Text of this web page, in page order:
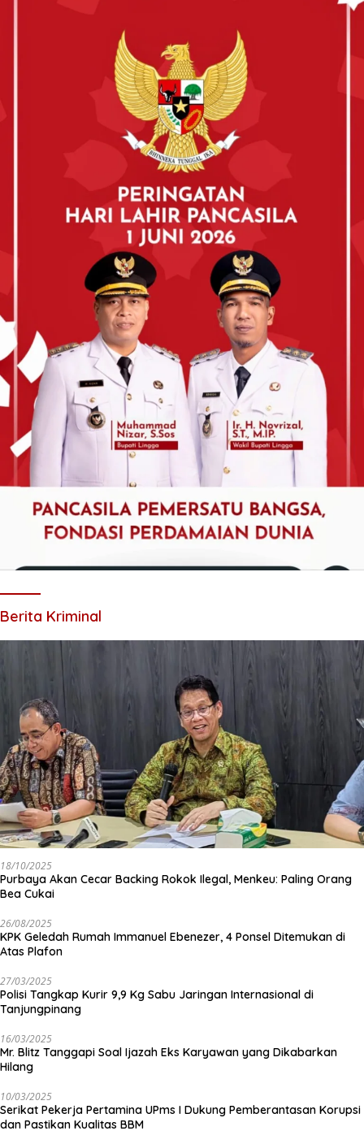
Berita Kriminal
18/10/2025
Purbaya Akan Cecar Backing Rokok Ilegal, Menkeu: Paling Orang
Bea Cukai
26/08/2025
KPK Geledah Rumah Immanuel Ebenezer, 4 Ponsel Ditemukan di
Atas Plafon
27/03/2025
Polisi Tangkap Kurir 9,9 Kg Sabu Jaringan Internasional di
Tanjungpinang
16/03/2025
Mr. Blitz Tanggapi Soal Ijazah Eks Karyawan yang Dikabarkan
Hilang
10/03/2025
Serikat Pekerja Pertamina UPms I Dukung Pemberantasan Korupsi
dan Pastikan Kualitas BBM